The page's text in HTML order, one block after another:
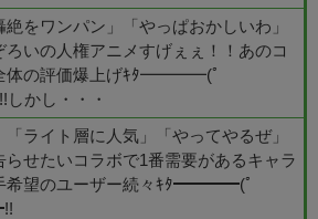
絶をワンパン」「やっぱおかしいわ」
ろいの人権アニメすげぇぇ！！あのコ
体の評価爆上げｷﾀ━━━━(ﾟ
かし・・・
「ライト層に人気」「やってやるぜ」
らせたいコラボで1番需要があるキャラ
希望のユーザー続々ｷﾀ━━━━(ﾟ